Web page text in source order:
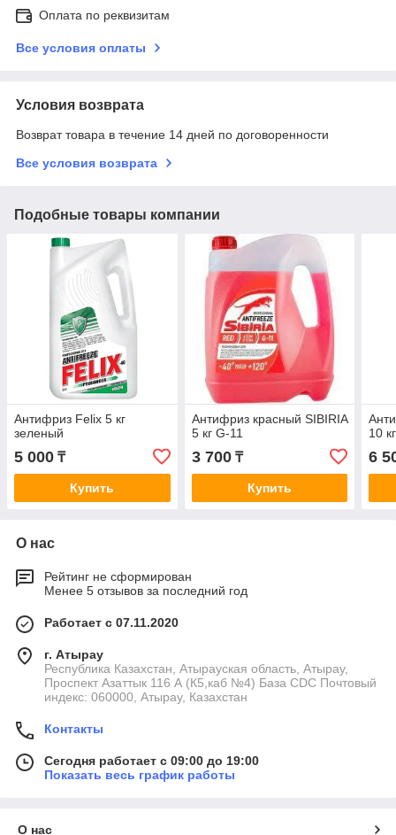
Оплата по реквизитам
Все условия оплаты
Условия возврата
Возврат товара в течение 14 дней по договоренности
Все условия возврата
Подобные товары компании
Антифриз Felix 5 кг
зеленый
5 000 ₸
Купить
Антифриз красный SIBIRIA
5 кг G-11
3 700₸
Купить
10
6
О нас
Рейтинг не сформирован
Менее 5 отзывов за последний год
Работает с 07.11.2020
г. Атырау
Республика Казахстан, Атырауская область, Атырау,
Проспект Азаттык 116 А (К5,каб №4) База CDC Почтовый
индекс: 060000, Атырау, Казахстан
Контакты
Сегодня работает с 09:00 до 19:00
Показать весь график работы
О нас